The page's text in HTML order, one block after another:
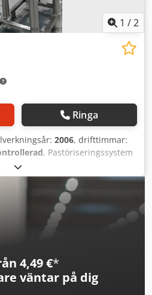
1 /2
Ringa
2006, drifttimmar:
, Pastöriseringssystem
4,49 €*
väntar på dig